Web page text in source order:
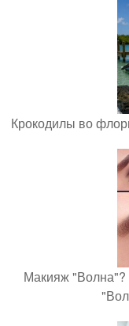
Крокодилы во
Макияж "Волна"?